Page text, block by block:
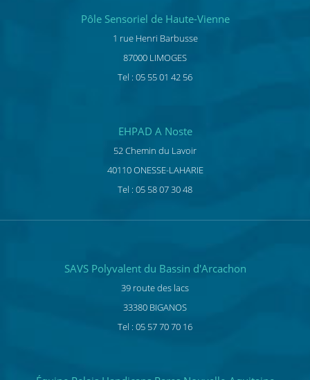
Pôle Sensoriel de Haute-Vienne
1 rue Henri Barbusse
87000 LIMOGES
Tel : 05 55 01 42 56
EHPAD A Noste
52 Chemin du Lavoir
40110 ONESSE-LAHARIE
Tel : 05 58 07 30 48
SAVS Polyvalent du Bassin d'Arcachon
39 route des lacs
33380 BIGANOS
Tel : 05 57 70 70 16